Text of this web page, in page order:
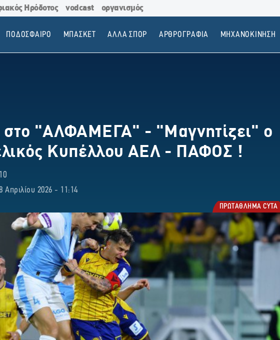
Ηρόδοτος vodcast οργανισμός
ΠΟΔΟΣΦΑΙΡΟ ΜΠΑΣΚΕΤ ΑΛΛΑ ΣΠΟΡ ΑΡΘΡΟΓΡΑΦΙΑ ΜΗΧΑΝΟΚΙΝΗΣΗ
στο "ΑΛΦΑΜΕΓΑ" - "Μαγνητίζει" ο
Κυπέλλου ΑΕΛ - ΠΑΦΟΣ !
Απριλίου 2026 - 11:14
ΠΡΩΤΑΘΛΗΜΑ CYTA